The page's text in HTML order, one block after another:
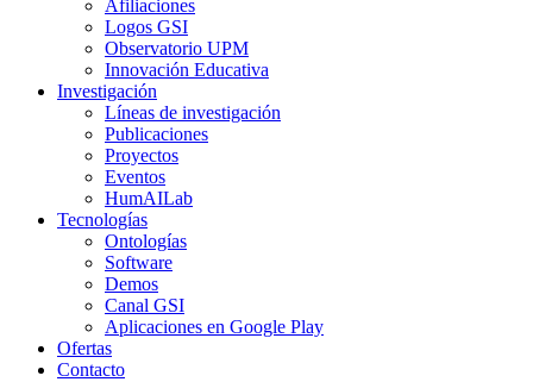
Afiliaciones
Logos GSI
Observatorio UPM
Innovación Educativa
Investigación
Líneas de investigación
Publicaciones
Proyectos
Eventos
HumAILab
Tecnologías
Ontologías
Software
Demos
Canal GSI
Aplicaciones en Google Play
Ofertas
Contacto